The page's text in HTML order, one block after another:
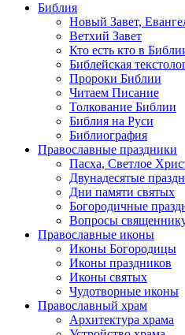
Библия
Новый Завет,
Ветхий Завет
Кто есть кто в
Библейская
Пророки Библии
Читаем Писание
Толкование Библии
Библия на Руси
Библиография
Православные праздники
Пасха, Светлое
Двунадесятые
Дни памяти святых
Богородичные
Вопросы
Православные иконы
Иконы Богородицы
Иконы праздников
Иконы святых
Чудотворные иконы
Православный храм
Архитектура храма